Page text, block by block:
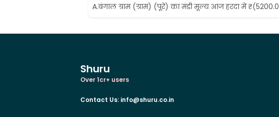
A.बंगाल ग्राम (ग्राम) (पूरे) का मंडी मूल्य आज हरदा में
Shuru
Over 1cr+ users
Contact Us: info@shuru.co.in